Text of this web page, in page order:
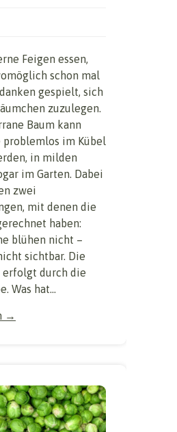
Feigen essen,
schon mal
gespielt, sich
zuzulegen.
Baum kann
problemlos im Kübel
in milden
im Garten. Dabei
zwei
mit denen die
haben:
blühen nicht –
sichtbar. Die
erfolgt durch die
Was hat...
→